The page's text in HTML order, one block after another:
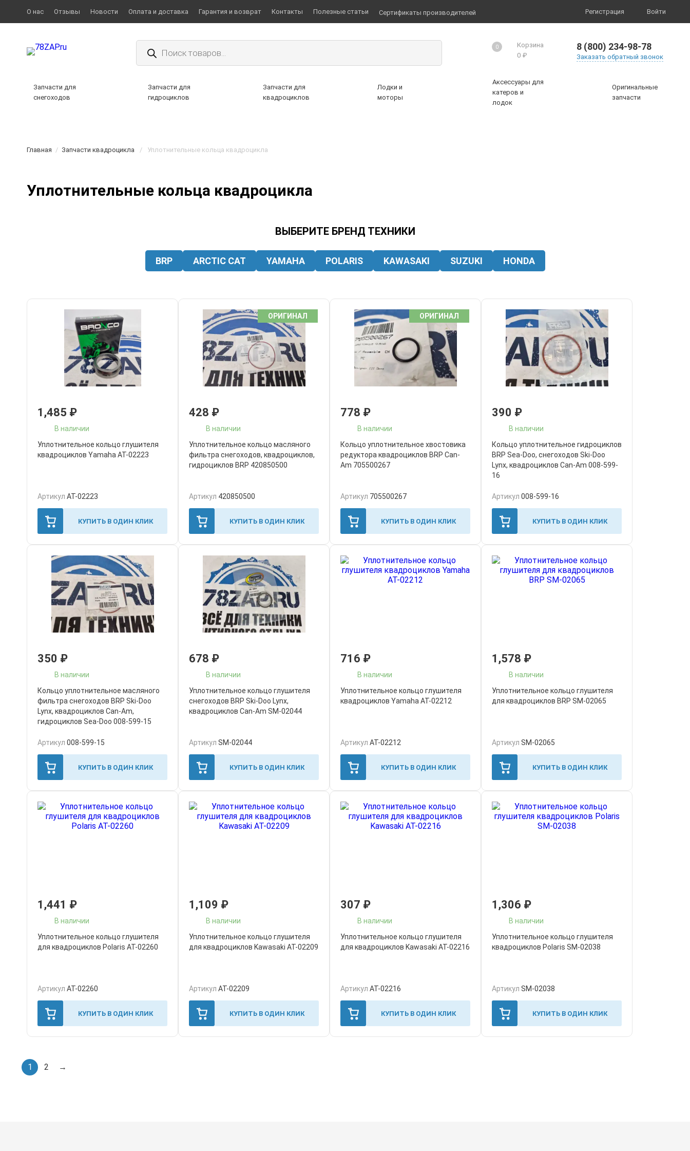
О нас Отзывы Новости Оплата и доставка Гарантия и возврат Контакты Полезные статьи Сертификаты производителей Регистрация Войти
Поиск
товаров
0
Корзина
0 ₽
8 (800) 234-98-78
Заказать обратный звонок
Запчасти для
снегоходов
Запчасти для
гидроциклов
Запчасти для
квадроциклов
Лодки и
моторы
Аксессуары для
катеров и
лодок
Оригинальные
запчасти
Главная / Запчасти квадроцикла / Уплотнительные кольца квадроцикла
Уплотнительные кольца квадроцикла
ВЫБЕРИТЕ БРЕНД ТЕХНИКИ
BRP ARCTIC CAT YAMAHA POLARIS KAWASAKI SUZUKI HONDA
1,485 ₽
В наличии
Уплотнительное кольцо глушителя
квадроциклов Yamaha AT-02223
Артикул AT-02223
КУПИТЬ В ОДИН КЛИК
ОРИГИНАЛ
428 ₽
В наличии
Уплотнительное кольцо масляного
фильтра снегоходов, квадроциклов,
гидроциклов BRP 420850500
Артикул 420850500
КУПИТЬ В ОДИН КЛИК
ОРИГИНАЛ
778 ₽
В наличии
Кольцо уплотнительное хвостовика
редуктора квадроциклов BRP Can-
Am 705500267
Артикул 705500267
КУПИТЬ В ОДИН КЛИК
390 ₽
В наличии
Кольцо уплотнительное гидроциклов
BRP Sea-Doo, снегоходов Ski-Doo
Lynx, квадроциклов Can-Am 008-599-
16
Артикул 008-599-16
КУПИТЬ В ОДИН КЛИК
350 ₽
В наличии
Кольцо уплотнительное масляного
фильтра снегоходов BRP Ski-Doo
Lynx, квадроциклов Can-Am,
гидроциклов Sea-Doo 008-599-15
Артикул 008-599-15
КУПИТЬ В ОДИН КЛИК
678 ₽
В наличии
Уплотнительное кольцо глушителя
снегоходов BRP Ski-Doo Lynx,
квадроциклов Can-Am SM-02044
Артикул SM-02044
КУПИТЬ В ОДИН КЛИК
716 ₽
В наличии
Уплотнительное кольцо глушителя
квадроциклов Yamaha AT-02212
Артикул AT-02212
КУПИТЬ В ОДИН КЛИК
1,578 ₽
В наличии
Уплотнительное кольцо глушителя
для квадроциклов BRP SM-02065
Артикул SM-02065
КУПИТЬ В ОДИН КЛИК
1,441 ₽
В наличии
Уплотнительное кольцо глушителя
для квадроциклов Polaris AT-02260
Артикул AT-02260
КУПИТЬ В ОДИН КЛИК
1,109 ₽
В наличии
Уплотнительное кольцо глушителя
для квадроциклов Kawasaki AT-02209
Артикул AT-02209
КУПИТЬ В ОДИН КЛИК
307 ₽
В наличии
Уплотнительное кольцо глушителя
для квадроциклов Kawasaki AT-02216
Артикул AT-02216
КУПИТЬ В ОДИН КЛИК
1,306 ₽
В наличии
Уплотнительное кольцо глушителя
квадроциклов Polaris SM-02038
Артикул SM-02038
КУПИТЬ В ОДИН КЛИК
1 2 →